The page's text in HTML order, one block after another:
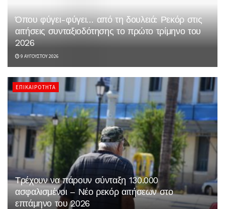
Όπου φύγει-φύγει… από τη δουλειά: Ρεκόρ στις
αιτήσεις συνταξιοδότησης το πρώτο τρίμηνο του
2026
9 ΑΥΓΟΎΣΤΟΥ 2026
ΕΠΙΚΑΙΡΌΤΗΤΑ
Τρέχουν να πάρουν σύνταξη 130.000
ασφαλισμένοι – Νέο ρεκόρ αιτήσεων στο
επτάμηνο του 2026